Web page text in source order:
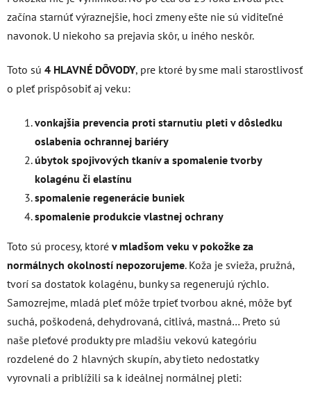
začína starnúť výraznejšie, hoci zmeny ešte nie sú viditeľné
navonok. U niekoho sa prejavia skôr, u iného neskôr.
Toto sú 4 HLAVNÉ DÔVODY, pre ktoré by sme mali starostlivosť
o pleť prispôsobiť aj veku:
vonkajšia prevencia proti starnutiu pleti v dôsledku
oslabenia ochrannej bariéry
úbytok spojivových tkanív a spomalenie tvorby
kolagénu či elastínu
spomalenie regenerácie buniek
spomalenie produkcie vlastnej ochrany
Toto sú procesy, ktoré v mladšom veku v pokožke za
normálnych okolností nepozorujeme. Koža je svieža, pružná,
tvorí sa dostatok kolagénu, bunky sa regenerujú rýchlo.
Samozrejme, mladá pleť môže trpieť tvorbou akné, môže byť
suchá, poškodená, dehydrovaná, citlivá, mastná… Preto sú
naše pleťové produkty pre mladšiu vekovú kategóriu
rozdelené do 2 hlavných skupín, aby tieto nedostatky
vyrovnali a priblížili sa k ideálnej normálnej pleti: